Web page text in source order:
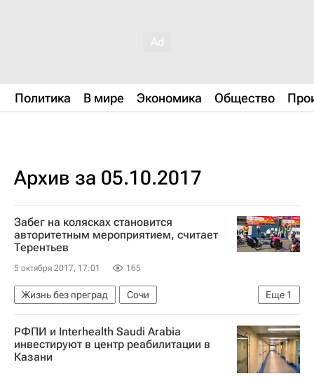
Политика В мире Экономика Общество
Архив за 05.10.2017
Забег на колясках становится
авторитетным мероприятием, считает
Терентьев
5 октября 2017, 17:01 165
Еще 1
Жизнь без преград
Сочи
Всероссийское общество инвалидов
РФПИ и Interhealth Saudi Arabia
инвестируют в центр реабилитации в
Казани